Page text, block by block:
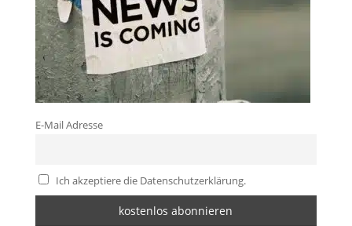
E-Mail Adresse
Ich akzeptiere die Datenschutzerklärung.